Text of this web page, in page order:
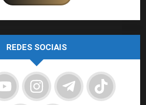
REDES SOCIAIS